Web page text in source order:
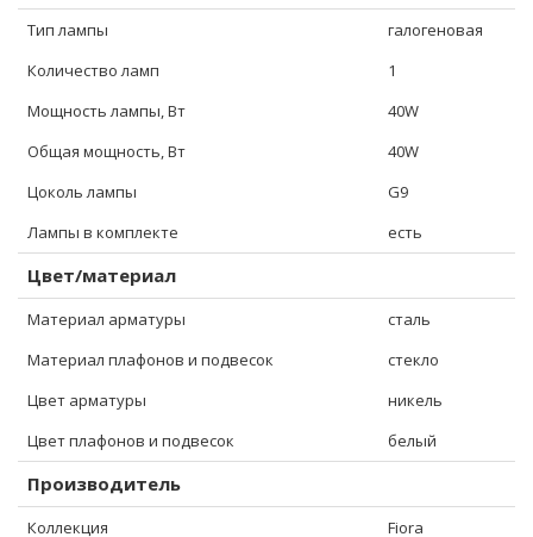
Тип лампы
галогеновая
Количество ламп
1
Мощность лампы, Вт
40W
Общая мощность, Вт
40W
Цоколь лампы
G9
Лампы в комплекте
есть
Цвет/материал
Материал арматуры
сталь
Материал плафонов и подвесок
стекло
Цвет арматуры
никель
Цвет плафонов и подвесок
белый
Производитель
Коллекция
Fiora